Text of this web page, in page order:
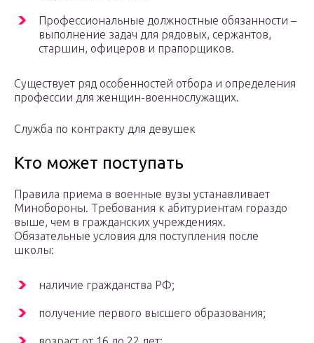
Профессиональные должностные обязанности –
выполнение задач для рядовых, сержантов,
старшин, офицеров и прапорщиков.
Существует ряд особенностей отбора и определения
профессии для женщин-военнослужащих.
Служба по контракту для девушек
Кто может поступать
Правила приема в военные вузы устанавливает
Минобороны. Требования к абитуриентам гораздо
выше, чем в гражданских учреждениях.
Обязательные условия для поступления после
школы:
наличие гражданства РФ;
получение первого высшего образования;